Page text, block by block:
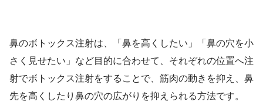
鼻のボトックス注射は、「鼻を高くしたい」「鼻の穴を小
さく見せたい」など目的に合わせて、それぞれの位置へ注
射でボトックス注射をすることで、筋肉の動きを抑え、鼻
先を高くしたり鼻の穴の広がりを抑えられる方法です。